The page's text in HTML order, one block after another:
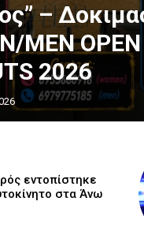
–
MEN OPEN
2026
εντοπίστηκε
στα Άνω